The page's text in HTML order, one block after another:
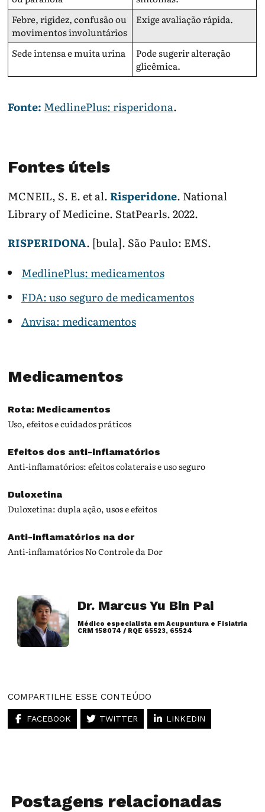
Febre, rigidez, confusão ou
movimentos involuntários
Exige avaliação rápida.
Sede intensa e muita urina
Pode sugerir alteração
glicêmica.
Fonte: MedlinePlus: risperidona.
Fontes úteis
MCNEIL, S. E. et al.Risperidone. National
Library of Medicine. StatPearls. 2022.
RISPERIDONA. [bula]. São Paulo: EMS.
MedlinePlus: medicamentos
FDA: uso seguro de medicamentos
Anvisa: medicamentos
Medicamentos
Rota: Medicamentos
Uso, efeitos e cuidados práticos
Efeitos dos anti-inflamatórios
Anti-inflamatórios: efeitos colaterais e uso seguro
Duloxetina
Duloxetina: dupla ação, usos e efeitos
Anti-inflamatórios na dor
Anti-inflamatórios No Controle da Dor
Dr. Marcus Yu Bin Pai
Médico especialista em Acupuntura e Fisiatria
CRM 158074 / RQE 65523, 65524
COMPARTILHE ESSE CONTEÚDO
FACEBOOK TWITTER LINKEDIN
Postagens relacionadas